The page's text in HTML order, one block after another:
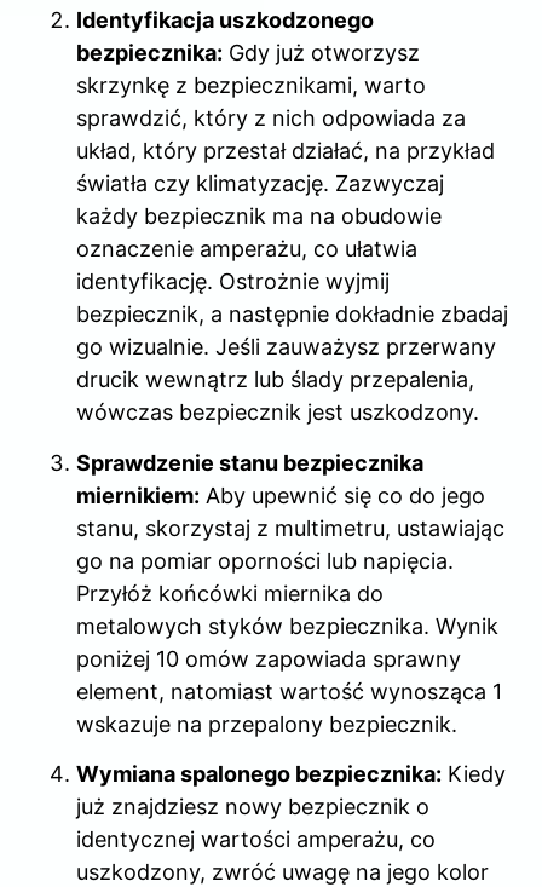
Identyfikacja uszkodzonego
bezpiecznika: Gdy już otworzysz
skrzynkę z bezpiecznikami, warto
sprawdzić, który z nich odpowiada za
układ, który przestał działać, na przykład
światła czy klimatyzację. Zazwyczaj
każdy bezpiecznik ma na obudowie
oznaczenie amperażu, co ułatwia
identyfikację. Ostrożnie wyjmij
bezpiecznik, a następnie dokładnie zbadaj
go wizualnie. Jeśli zauważysz przerwany
drucik wewnątrz lub ślady przepalenia,
wówczas bezpiecznik jest uszkodzony.
Sprawdzenie stanu bezpiecznika
miernikiem: Aby upewnić się co do jego
stanu, skorzystaj z multimetru, ustawiając
go na pomiar oporności lub napięcia.
Przyłóż końcówki miernika do
metalowych styków bezpiecznika. Wynik
poniżej 10 omów zapowiada sprawny
element, natomiast wartość wynosząca 1
wskazuje na przepalony bezpiecznik.
Wymiana spalonego bezpiecznika: Kiedy
już znajdziesz nowy bezpiecznik o
identycznej wartości amperażu, co
uszkodzony, zwróć uwagę na jego kolor